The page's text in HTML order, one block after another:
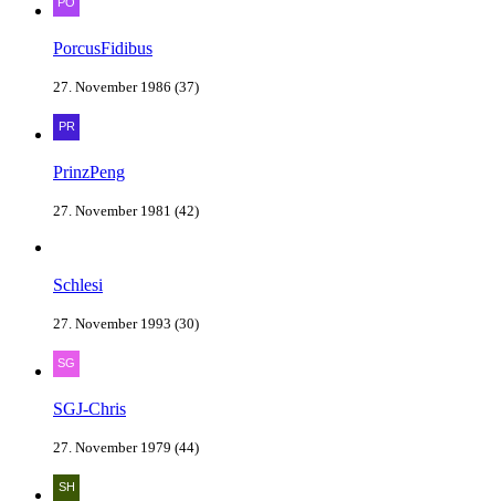
PorcusFidibus
27. November 1986 (37)
PrinzPeng
27. November 1981 (42)
Schlesi
27. November 1993 (30)
SGJ-Chris
27. November 1979 (44)